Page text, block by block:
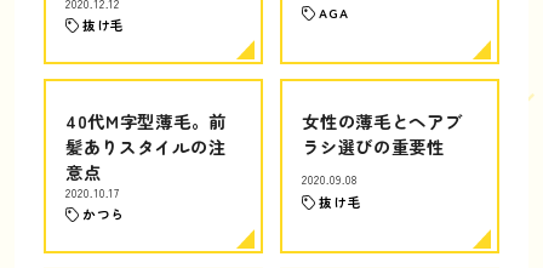
抜け毛
AGA
40代M字型薄毛。前
髪ありスタイルの注
意点
2020.10.17
かつら
女性の薄毛とヘアブ
ラシ選びの重要性
2020.09.08
抜け毛